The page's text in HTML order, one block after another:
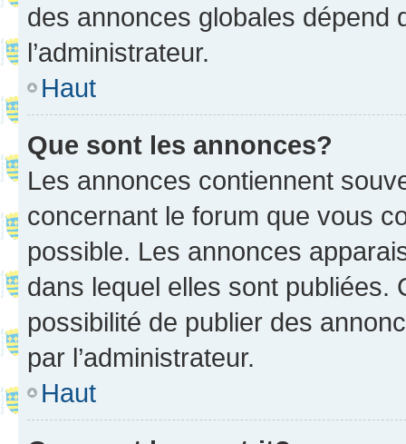
des annonces globales dépend
l’administrateur.
Haut
Que sont les annonces?
Les annonces contiennent
concernant le forum que vous
possible. Les annonces
dans lequel elles sont publiées.
possibilité de publier des
par l’administrateur.
Haut